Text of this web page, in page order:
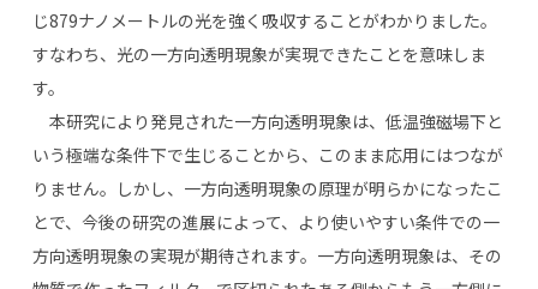
じ879ナノメートルの光を強く吸収することがわかりました。
すなわち、光の一方向透明現象が実現できたことを意味しま
す。
本研究により発見された一方向透明現象は、低温強磁場下と
いう極端な条件下で生じることから、このまま応用にはつなが
りません。しかし、一方向透明現象の原理が明らかになったこ
とで、今後の研究の進展によって、より使いやすい条件での一
方向透明現象の実現が期待されます。一方向透明現象は、その